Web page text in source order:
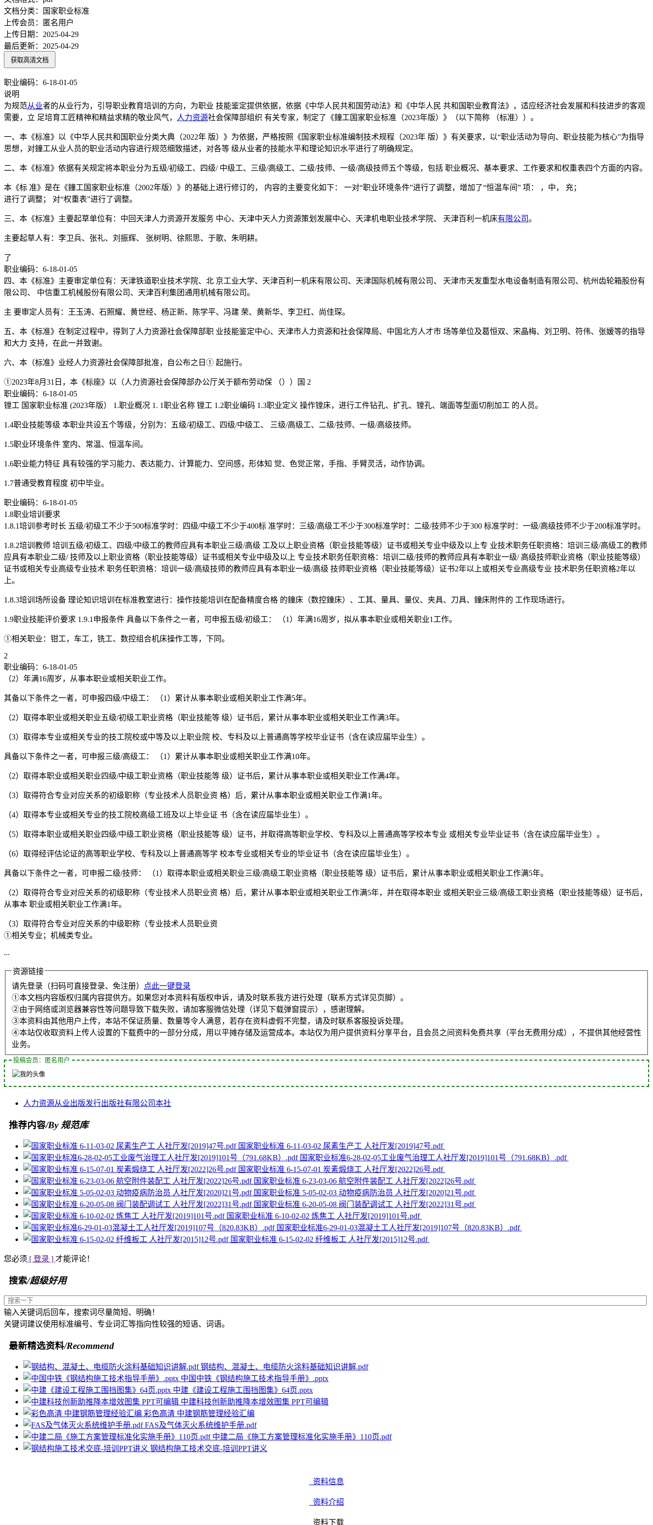
文档分类：
国家职业标准
上传会员：
匿名用户
上传日期： 2025-04-29
最后更新： 2025-04-29
获取高清文档
职业编码：6-18-01-05
说明
为规范从业者的从业行为，引导职业教育培训的方向，为职业 技能鉴定提供依据，依据《中华人民共和国劳动法》和《中华人民 共和国职业教育法》，适应经济社会发展和科技进步的客观
需要，立 足培育工匠精神和精益求精的敬业风气， 人力资源社会保障部组织 有关专家，制定了《鐘工国家职业标准（2023年版）》（以下简称 （标准））。
一、本《标准》以《中华人民共和国职业分类大典（2022年 版）》为依据，严格按照《国家职业标准编制技术规程（2023年 版）》有关要求，以“职业活动为导向、职业技能为核心”为指导
思想，对鐘工从业人员的职业活动内容进行规范细致描述，对各等 级从业者的技能水平和理论知识水平进行了明确规定。
二、本《标准》依据有关规定将本职业分为五级/初级工、四级/ 中级工、三级/高级工、二级/技师、一级/高级技师五个等级，包括 职业概况、基本要求、工作要求和权重表四个方面的内容。
本《标 准》是在《鐘工国家职业标准（2002年版）》的基础上进行修订的， 内容的主要变化如下： 一对“职业环境条件”进行了调整，增加了“恒温车间” 项： ，中， 充；
进行了调整； 对“权重表”进行了调整。
三、本《标准》主要起草单位有：中回天津人力资源开发服务 中心、天津中天人力资源策划发展中心、天津机电职业技术学院、 天津百利一机床有限公司。
主要起草人有：李卫兵、张礼、刘振辉、 张树明、徐熙思、于歌、朱明耕。
了
职业编码：6-18-01-05
四、本《标准》主要审定单位有：天津铁道职业技术学院、北 京工业大学、天津百利一机床有限公司、天津国际机械有限公司、 天津市天发重型水电设备制造有限公司、杭州齿轮箱股份有
限公司、 中信重工机械股份有限公司、天津百利集团通用机械有限公司。
主 要审定人员有：王玉涛、石照耀、黄世经、杨正新、陈学平、冯建 荣、黄新华、李卫红、尚佳琛。
五、本《标准》在制定过程中，得到了人力资源社会保障部职 业技能鉴定中心、天津市人力资源和社会保障局、中国北方人才市 场等单位及葛恒双、宋晶梅、刘卫明、符伟、张媛等的指导
和大力 支持，在此一并致谢。
六、本（标准》业经人力资源社会保障部批准，自公布之日① 起施行。
①2023年8月31日，本《标座》以（人力资源社会保障部办公厅关于额布劳动保 （））国 2
职业编码：6-18-01-05
镗工 国家职业标准 (2023年版） 1.职业概况 1. 1职业名称 镗工 1.2职业编码 1.3职业定义 操作镗床，进行工件钻孔、扩孔、镗孔、端面等型面切削加工 的人员。
1.4职业技能等级 本职业共设五个等级，分别为：五级/初级工、四级/中级工、 三级/高级工、二级/技师、一级/高级技师。
1.5职业环境条件 室内、常温、恒温车间。
1.6职业能力特征 具有较强的学习能力、表达能力、计算能力、空间感，形体知 觉、色觉正常，手指、手臂灵活，动作协调。
1.7普通受教育程度 初中毕业。
职业编码：6-18-01-05
1.8职业培训要求
1.8.1培训参考时长 五级/初级工不少于500标准学时：四级/中级工不少于400标 准学时：三级/高级工不少于300标准学时：二级/技师不少于300 标准学时：一级/高级技师不少于200标准学时。
1.8.2培训教师 培训五级/初级工、四级/中级工的教师应具有本职业三级/高级 工及以上职业资格（职业技能等级）证书或相关专业中级及以上专 业技术职务任职资格：培训三级/高级工的教师
应具有本职业二级/ 技师及以上职业资格（职业技能等级）证书或相关专业中级及以上 专业技术职务任职资格：培训二级/技师的教师应具有本职业一级/ 高级技师职业资格（职业技能等级）
证书或相关专业高级专业技术 职务任职资格：培训一级/高级技师的教师应具有本职业一级/高级 技师职业资格（职业技能等级）证书2年以上或相关专业高级专业 技术职务任职资格2年以
上。
1.8.3培训场所设备 理论知识培训在标准教室进行：操作技能培训在配备精度合格 的鐘床（数控鐘床）、工其、量具、量仪、夹具、刀具、鐘床附件的 工作现场进行。
1.9职业技能评价要求 1.9.1申报条件 具备以下条件之一者，可申报五级/初级工： （1）年满16周岁，拟从事本职业或相关职业1工作。
①相关职业：钳工，车工，铣工、数控组合机床操作工等，下同。
2
职业编码：6-18-01-05
（2）年满16周岁，从事本职业或相关职业工作。
其备以下条件之一者，可申报四级/中级工： （1）累计从事本职业或相关职业工作满5年。
（2）取得本职业或相关职业五级/初级工职业资格（职业技能等 级）证书后，累计从事本职业或相关职业工作满3年。
（3）取得本专业或相关专业的技工院校或中等及以上职业院 校、专科及以上普通高等学校毕业证书（含在读应届毕业生）。
具备以下条件之一者，可申报三级/高级工： （1）累计从事本职业或相关职业工作满10年。
（2）取得本职业或相关职业四级/中级工职业资格（职业技能等 级）证书后，累计从事本职业或相关职业工作满4年。
（3）取得符合专业对应关系的初级职称（专业技术人员职业资 格）后，累计从事本职业或相关职业工作满1年。
（4）取得本专业或相关专业的技工院校高级工班及以上毕业证 书（含在读应届毕业生）。
（5）取得本职业或相关职业四级/中级工职业资格（职业技能等 级）证书，并取得高等职业学校、专科及以上普通高等学校本专业 或相关专业毕业证书（含在读应届毕业生）。
（6）取得经评估论证的高等职业学校、专科及以上普通高等学 校本专业或相关专业的毕业证书（含在读应届毕业生）。
具备以下条件之一者，可申报二级/技师： （1）取得本职业或相关职业三级/高级工职业资格（职业技能等 级）证书后，累计从事本职业或相关职业工作满5年。
（2）取得符合专业对应关系的初级职称（专业技术人员职业资 格）后，累计从事本职业或相关职业工作满5年，并在取得本职业 或相关职业三级/高级工职业资格（职业技能等级）证书后，
从事本 职业或相关职业工作满1年。
（3）取得符合专业对应关系的中级职称（专业技术人员职业资
①相关专业；机械类专业。
...
资源链接
请先登录（扫码可直接登录、免注册）
点此一键登录
①本文档内容版权归属内容提供方。如果您对本资料有版权申诉，请及时联系我方进行处理（联系方式详见页脚）。
②由于网络或浏览器兼容性等问题导致下载失败，请加客服微信处理（详见下载弹窗提示），感谢理解。
③本资料由其他用户上传，本站不保证质量、数量等令人满意，若存在资料虚假不完整，请及时联系客服投诉处理。
④本站仅收取资料上传人设置的下载费中的一部分分成，用以平摊存储及运营成本。本站仅为用户提供资料分享平台，且会员之间资料免费共享（平台无费用分成），不提供其他经营性
业务。
投稿会员：匿名用户
人力资源从业出版发行出版社有限公司本社
推荐内容/By 规范库
国家职业标准 6-11-03-02 尿素生产工 人社厅发[2019]47号.pdf
国家职业标准6-28-02-05工业废气治理工人社厅发[2019]101号（791.68KB）.pdf
国家职业标准 6-15-07-01 炭素煅烧工 人社厅发[2022]26号.pdf
国家职业标准 6-23-03-06 航空附件装配工 人社厅发[2022]26号.pdf
国家职业标准 5-05-02-03 动物疫病防治员 人社厅发[2020]21号.pdf
国家职业标准 6-20-05-08 阀门装配调试工 人社厅发[2022]31号.pdf
国家职业标准 6-10-02-02 炼焦工 人社厅发[2019]101号.pdf
国家职业标准6-29-01-03混凝土工人社厅发[2019]107号（820.83KB）.pdf
国家职业标准 6-15-02-02 纤维板工 人社厅发[2015]12号.pdf
您必须 [ 登录 ] 才能评论！
搜索/超级好用
输入关键词后回车，搜索词尽量简短、明确！
关键词建议使用标准编号、专业词汇等指向性较强的短语、词语。
最新精选资料/Recommend
钢结构、混凝土、电缆防火涂料基础知识讲解.pdf
中国中铁《钢结构施工技术指导手册》.pptx
中建《建设工程施工围挡图集》64页.pptx
中建科技创新助推降本增效图集 PPT可编辑
彩色高清 中建钢筋管理经验汇编
FAS及气体灭火系统维护手册.pdf
中建二局《施工方案管理标准化实施手册》110页.pdf
钢结构施工技术交底-培训PPT讲义
资料信息
资料介绍
资料下载